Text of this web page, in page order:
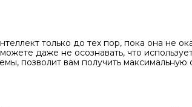
только до тех пор, пока она не
даже не осознавать, что
позволит вам получить максимальную